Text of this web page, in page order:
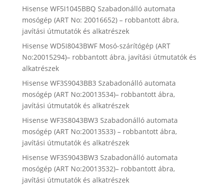
Hisense WF5I1045BBQ Szabadonálló automata
mosógép (ART No: 20016652) – robbantott ábra,
javítási útmutatók és alkatrészek
Hisense WD5I8043BWF Mosó-szárítógép (ART
No:20015294)– robbantott ábra, javítási útmutatók és
alkatrészek
Hisense WF3S9043BB3 Szabadonálló automata
mosógép (ART No:20013534)– robbantott ábra,
javítási útmutatók és alkatrészek
Hisense WF3S8043BW3 Szabadonálló automata
mosógép (ART No:20013533) – robbantott ábra,
javítási útmutatók és alkatrészek
Hisense WF3S9043BW3 Szabadonálló automata
mosógép (ART No:20013532)– robbantott ábra,
javítási útmutatók és alkatrészek